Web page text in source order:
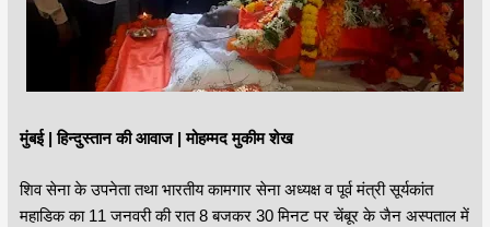
मुंबई | हिन्दुस्तान की आवाज | मोहम्मद मुकीम शेख
शिव सेना के उपनेता तथा भारतीय कामगार सेना अध्यक्ष व पूर्व मंत्री सूर्यकांत
महाडिक का 11 जनवरी की रात 8 बजकर 30 मिनट पर चेंबूर के जैन अस्पताल में